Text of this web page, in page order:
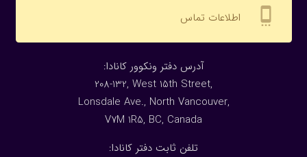
settings_cell اطلاعات تماس
:آدرس دفتر ونکوور کانادا
208-132, West 15th Street,
Lonsdale Ave., North Vancouver,
V7M 1R5, BC, Canada
:تلفن ثابت دفتر کانادا